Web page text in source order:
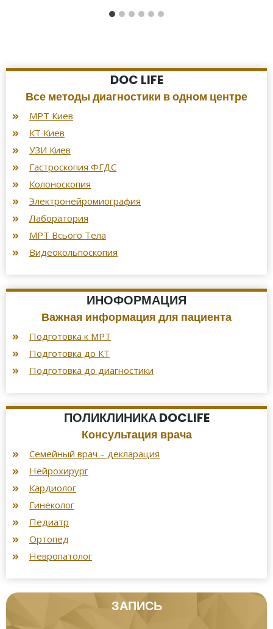
DOC LIFE
Все методы диагностики в одном центре
МРТ Киев
КТ Киев
УЗИ Киев
Гастроскопия ФГДС
Колоноскопия
Электронейромиография
Лаборатория
МРТ Всього Тела
Видеокольпоскопия
ИНОФОРМАЦИЯ
Важная информация для пациента
Подготовка к МРТ
Подготовка до КТ
Подготовка до диагностики
ПОЛИКЛИНИКА DOCLIFE
Консультация врача
Семейный врач – декларация
Нейрохирург
Кардиолог
Гинеколог
Педиатр
Ортопед
Невропатолог
ЗАПИСЬ